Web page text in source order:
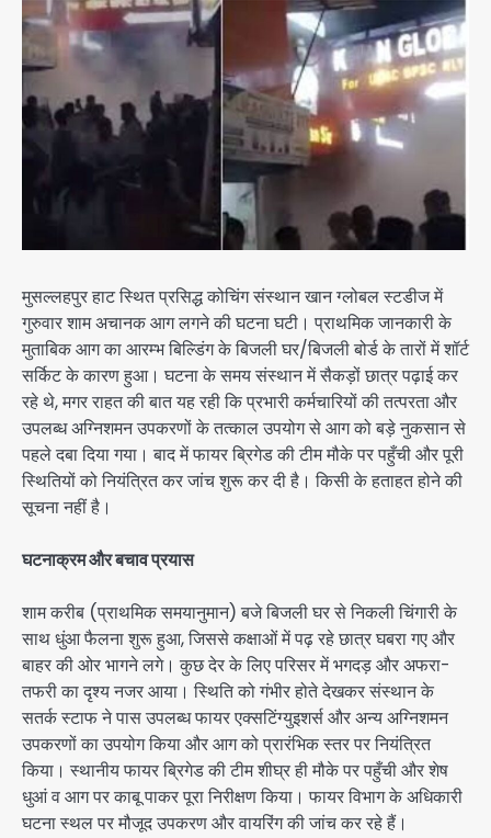
मुसल्लहपुर हाट स्थित प्रसिद्ध कोचिंग संस्थान खान ग्लोबल स्टडीज में
गुरुवार शाम अचानक आग लगने की घटना घटी। प्राथमिक जानकारी के
मुताबिक आग का आरम्भ बिल्डिंग के बिजली घर/बिजली बोर्ड के तारों में शॉर्ट
सर्किट के कारण हुआ। घटना के समय संस्थान में सैकड़ों छात्र पढ़ाई कर
रहे थे, मगर राहत की बात यह रही कि प्रभारी कर्मचारियों की तत्परता और
उपलब्ध अग्निशमन उपकरणों के तत्काल उपयोग से आग को बड़े नुकसान से
पहले दबा दिया गया। बाद में फायर ब्रिगेड की टीम मौके पर पहुँची और पूरी
स्थितियों को नियंत्रित कर जांच शुरू कर दी है। किसी के हताहत होने की
सूचना नहीं है।
घटनाक्रम और बचाव प्रयास
शाम करीब (प्राथमिक समयानुमान) बजे बिजली घर से निकली चिंगारी के
साथ धुंआ फैलना शुरू हुआ, जिससे कक्षाओं में पढ़ रहे छात्र घबरा गए और
बाहर की ओर भागने लगे। कुछ देर के लिए परिसर में भगदड़ और अफरा-
तफरी का दृश्य नजर आया। स्थिति को गंभीर होते देखकर संस्थान के
सतर्क स्टाफ ने पास उपलब्ध फायर एक्सटिंग्युइशर्स और अन्य अग्निशमन
उपकरणों का उपयोग किया और आग को प्रारंभिक स्तर पर नियंत्रित
किया। स्थानीय फायर ब्रिगेड की टीम शीघ्र ही मौके पर पहुँची और शेष
धुआं व आग पर काबू पाकर पूरा निरीक्षण किया। फायर विभाग के अधिकारी
घटना स्थल पर मौजूद उपकरण और वायरिंग की जांच कर रहे हैं।